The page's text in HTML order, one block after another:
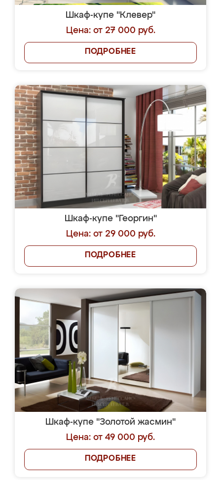
Шкаф-купе "Клевер"
Цена: от 27 000 руб.
ПОДРОБНЕЕ
Шкаф-купе "Георгин"
Цена: от 29 000 руб.
ПОДРОБНЕЕ
Шкаф-купе "Золотой жасмин"
Цена: от 49 000 руб.
ПОДРОБНЕЕ